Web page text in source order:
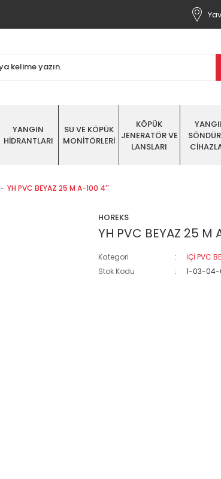
YANGIN
HİDRANTLARI
SU VE KÖPÜK
MONİTÖRLERİ
KÖPÜK
JENERATÖR VE
LANSLARI
YH PVC BEYAZ 25 M A-100 4''
HOREKS
YH PVC BEYAZ 25 M
Kategori
İÇİ PVC
Stok Kodu
1-03-04-